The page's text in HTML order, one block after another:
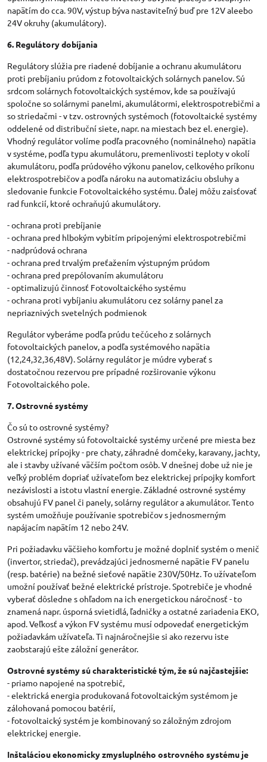
napätím do cca. 90V, výstup býva nastaviteľný buď pre 12V aleebo
24V okruhy (akumulátory).
6. Regulátory dobíjania
Regulátory slúžia pre riadené dobíjanie a ochranu akumulátoru
proti prebíjaniu prúdom z fotovoltaických solárnych panelov. Sú
srdcom solárnych fotovoltaických systémov, kde sa používajú
spoločne so solárnymi panelmi, akumulátormi, elektrospotrebičmi a
so striedačmi - v tzv. ostrovných systémoch (fotovoltaické systémy
oddelené od distribuční siete, napr. na miestach bez el. energie).
Vhodný regulátor volíme podľa pracovného (nominálneho) napätia
v systéme, podľa typu akumulátoru, premenlivosti teploty v okolí
akumulátoru, podľa prúdového výkonu panelov, celkového príkonu
elektrospotrebičov a podľa nároku na automatizáciu obsluhy a
sledovanie funkcie Fotovoltaického systému. Ďalej môžu zaisťovať
rad funkcií, ktoré ochraňujú akumulátory.
- ochrana proti prebíjanie
- ochrana pred hlbokým vybitím pripojenými elektrospotrebičmi
- nadprúdová ochrana
- ochrana pred trvalým preťažením výstupným prúdom
- ochrana pred prepólovaním akumulátoru
- optimalizujú činnosť Fotovoltaického systému
- ochrana proti vybíjaniu akumulátoru cez solárny panel za
nepriaznivých svetelných podmienok
Regulátor vyberáme podľa prúdu tečúceho z solárnych
fotovoltaických panelov, a podľa systémového napätia
(12,24,32,36,48V). Solárny regulátor je múdre vyberať s
dostatočnou rezervou pre prípadné rozširovanie výkonu
Fotovoltaického pole.
7. Ostrovné systémy
Čo sú to ostrovné systémy?
Ostrovné systémy sú fotovoltaické systémy určené pre miesta bez
elektrickej prípojky - pre chaty, záhradné domčeky, karavany, jachty,
ale i stavby užívané väčším počtom osôb. V dnešnej dobe už nie je
veľký problém dopriať užívateľom bez elektrickej prípojky komfort
nezávislosti a istotu vlastní energie. Základné ostrovné systémy
obsahujú FV panel či panely, solárny regulátor a akumulátor. Tento
systém umožňuje používanie spotrebičov s jednosmerným
napájacím napätím 12 nebo 24V.
Pri požiadavku väčšieho komfortu je možné doplniť systém o menič
(invertor, striedač), prevádzajúci jednosmerné napätie FV panelu
(resp. batérie) na bežné sieťové napätie 230V/50Hz. To užívateľom
umožní používať bežné elektrické prístroje. Spotrebiče je vhodné
vyberať dôsledne s ohľadom na ich energetickou náročnosť - to
znamená napr. úsporná svietidlá, ľadničky a ostatné zariadenia EKO,
apod. Veľkosť a výkon FV systému musí odpovedať energetickým
požiadavkám užívateľa. Ti najnáročnejšie si ako rezervu iste
zaobstarajú ešte záložní generátor.
Ostrovné systémy sú charakteristické tým, že sú najčastejšie:
- priamo napojené na spotrebič,
- elektrická energia produkovaná fotovoltaickým systémom je
zálohovaná pomocou batérií,
- fotovoltaický systém je kombinovaný so záložným zdrojom
elektrickej energie.
Inštaláciou ekonomicky zmysluplného ostrovného systému je